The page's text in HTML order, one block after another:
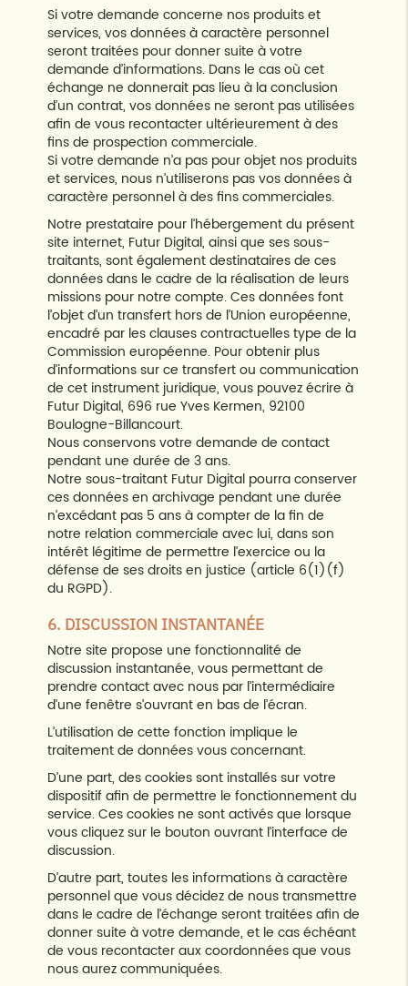
Si votre demande concerne nos produits et
services, vos données à caractère personnel
seront traitées pour donner suite à votre
demande d’informations. Dans le cas où cet
échange ne donnerait pas lieu à la conclusion
d’un contrat, vos données ne seront pas utilisées
afin de vous recontacter ultérieurement à des
fins de prospection commerciale.
Si votre demande n’a pas pour objet nos produits
et services, nous n’utiliserons pas vos données à
caractère personnel à des fins commerciales.
Notre prestataire pour l’hébergement du présent
site internet, Futur Digital, ainsi que ses sous-
traitants, sont également destinataires de ces
données dans le cadre de la réalisation de leurs
missions pour notre compte. Ces données font
l’objet d’un transfert hors de l’Union européenne,
encadré par les clauses contractuelles type de la
Commission européenne. Pour obtenir plus
d’informations sur ce transfert ou communication
de cet instrument juridique, vous pouvez écrire à
Futur Digital, 696 rue Yves Kermen, 92100
Boulogne-Billancourt.
Nous conservons votre demande de contact
pendant une durée de 3 ans.
Notre sous-traitant Futur Digital pourra conserver
ces données en archivage pendant une durée
n’excédant pas 5 ans à compter de la fin de
notre relation commerciale avec lui, dans son
intérêt légitime de permettre l’exercice ou la
défense de ses droits en justice (article 6(1)(f)
du RGPD).
6. DISCUSSION INSTANTANÉE
Notre site propose une fonctionnalité de
discussion instantanée, vous permettant de
prendre contact avec nous par l’intermédiaire
d’une fenêtre s’ouvrant en bas de l’écran.
L’utilisation de cette fonction implique le
traitement de données vous concernant.
D’une part, des cookies sont installés sur votre
dispositif afin de permettre le fonctionnement du
service. Ces cookies ne sont activés que lorsque
vous cliquez sur le bouton ouvrant l’interface de
discussion.
D’autre part, toutes les informations à caractère
personnel que vous décidez de nous transmettre
dans le cadre de l’échange seront traitées afin de
donner suite à votre demande, et le cas échéant
de vous recontacter aux coordonnées que vous
nous aurez communiquées.